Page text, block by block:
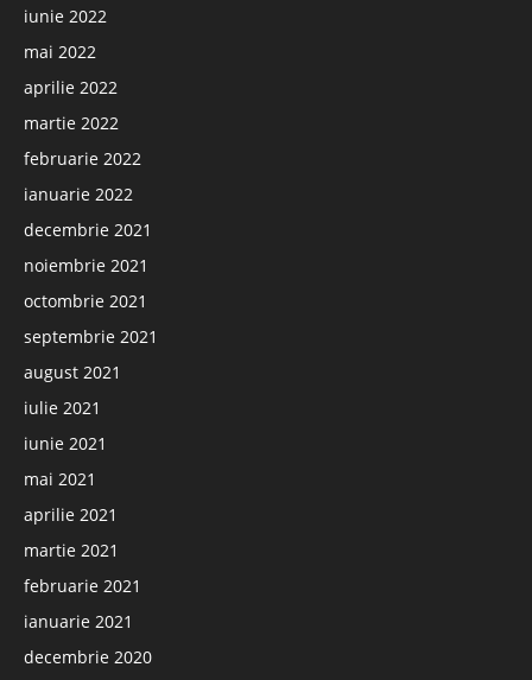
iunie 2022
mai 2022
aprilie 2022
martie 2022
februarie 2022
ianuarie 2022
decembrie 2021
noiembrie 2021
octombrie 2021
septembrie 2021
august 2021
iulie 2021
iunie 2021
mai 2021
aprilie 2021
martie 2021
februarie 2021
ianuarie 2021
decembrie 2020